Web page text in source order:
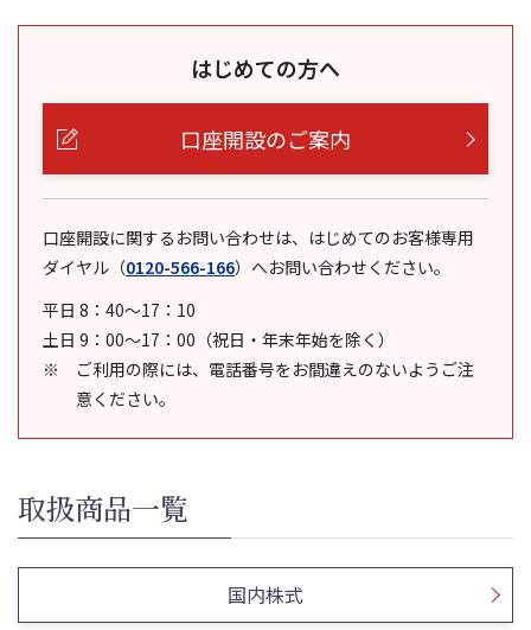
はじめての方へ
口座開設のご案内
口座開設に関するお問い合わせは、はじめてのお客様専用
ダイヤル （0120-566-166） へお問い合わせください。
平日 8：40～17：10
土日 9：00～17：00（祝日・年末年始を除く）
ご利用の際には、電話番号をお間違えのないようご注
意ください。
取扱商品一覧
国内株式